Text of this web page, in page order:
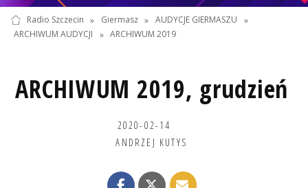
Radio Szczecin » Giermasz » AUDYCJE GIERMASZU
»
ARCHIWUM AUDYCJI
» ARCHIWUM 2019
ARCHIWUM 2019, grudzień
2020-02-14
ANDRZEJ KUTYS